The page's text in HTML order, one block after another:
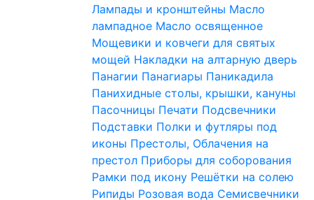
Лампады и кронштейны Масло
лампадное Масло освященное
Мощевики и ковчеги для святых
мощей Накладки на алтарную дверь
Панагии Панагиары Паникадила
Панихидные столы, крышки, кануны
Пасочницы Печати Подсвечники
Подставки Полки и футляры под
иконы Престолы, Облачения на
престол Приборы для соборования
Рамки под икону Решётки на солею
Рипиды Розовая вода Семисвечники